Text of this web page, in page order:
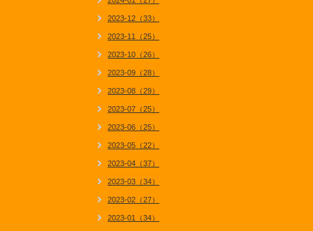
2023-12（33）
2023-11（25）
2023-10（26）
2023-09（28）
2023-08（29）
2023-07（25）
2023-06（25）
2023-05（22）
2023-04（37）
2023-03（34）
2023-02（27）
2023-01（34）